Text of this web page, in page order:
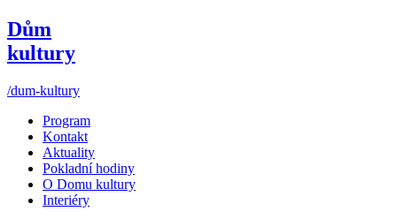
Dům
kultury
/dum-kultury
Program
Kontakt
Aktuality
Pokladní hodiny
O Domu kultury
Interiéry